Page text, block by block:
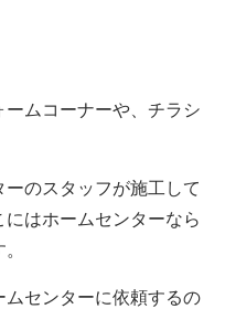
ムコーナーや、チラシ
のスタッフが施工して
にはホームセンターなら
センターに依頼するの